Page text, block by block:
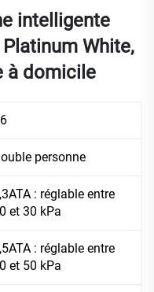
intelligente
White,
à domicile
personne
: réglable entre
et 30 kPa
: réglable entre
et 50 kPa